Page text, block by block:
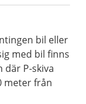
bil eller
med bil finns
P-skiva
meter från